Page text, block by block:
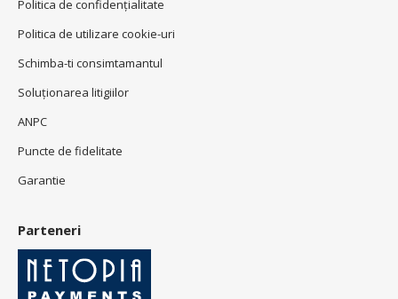
Politica de confidenţialitate
Politica de utilizare cookie-uri
Schimba-ti consimtamantul
Soluționarea litigiilor
ANPC
Puncte de fidelitate
Garantie
Parteneri